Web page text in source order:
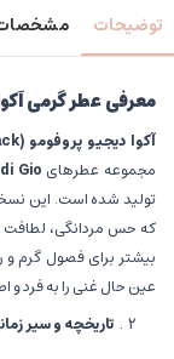
توضیحات
معرفی عطر گرمی
آکوا دیجیو پروفومو (Acqua di Gio Black)
مجموعه عطرهای Gio
تولید شده است. این نسخه
که حس مردانگی، لطافت
بیشتر برای فصول گرم
عین حال غنی را به فرد و
تاریخچه و سیر